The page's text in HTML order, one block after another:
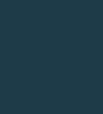
30. Juli 1956)
und
Von
der Suzanne
Women, für
nominiert